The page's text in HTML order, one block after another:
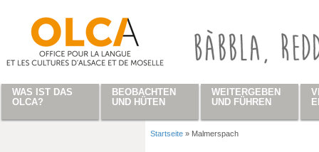
Startseite » Malmerspach
WAS IST DAS
OLCA?
BEOBACHTEN
UND HÜTEN
WEITERGEBEN
UND FÜHREN